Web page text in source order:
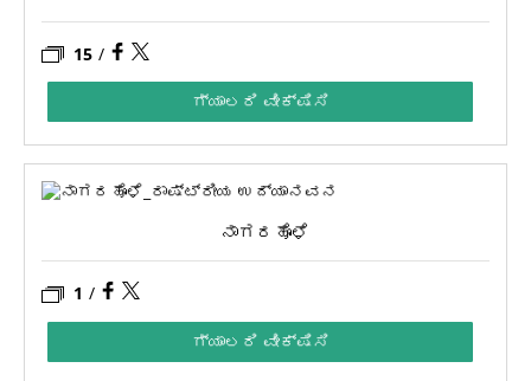
15 /
ಗ್ಯಾಲರಿ ವೀಕ್ಷಿಸಿ
ನಾಗರಹೊಳೆ
1 /
ಗ್ಯಾಲರಿ ವೀಕ್ಷಿಸಿ